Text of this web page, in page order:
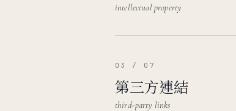
intellectual property
03 / 07
第三方連結
third-party links